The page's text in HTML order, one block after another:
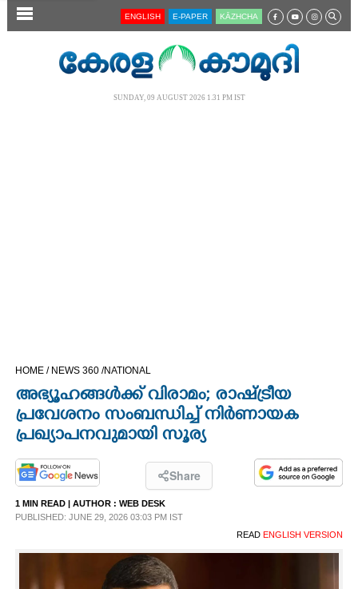
SECTIONS
CINEMA
OPINION
PHOTOS
LIFESTYLE
ENGLISH E-PAPER KĀZHCHA
SUNDAY, 09 AUGUST 2026 1.31 PM IST
HOME / NEWS 360 /NATIONAL
അഭ്യൂഹങ്ങൾക്ക് വിരാമം; രാഷ്ട്രീയ
പ്രവേശനം സംബന്ധിച്ച് നിർണായക
പ്രഖ്യാപനവുമായി സൂര്യ
Share
1 MIN READ | AUTHOR : WEB DESK
PUBLISHED: JUNE 29, 2026 03:03 PM IST
READ ENGLISH VERSION